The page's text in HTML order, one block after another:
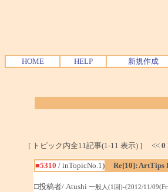
HOME HELP 新規作成
[ トピック内全11記事(1-11 表示) ] << 0
■5310 / inTopicNo.1) Re[10]: ArtTips
□投稿者/ Atushi 一般人(1回)-(2012/11/